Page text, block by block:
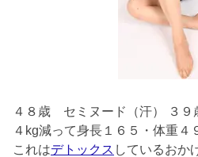
４８歳 セミヌード（汗） ３９
４kg減って身長１６５・体重４
これはデトックス しているおか